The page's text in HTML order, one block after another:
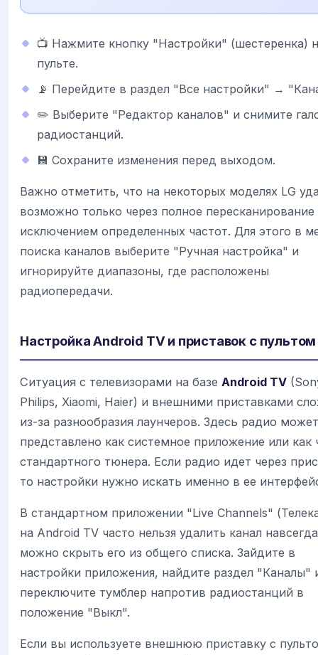
📺 Нажмите кнопку "Настройки" (шестеренка)
пульте.
📡 Перейдите в раздел "Все настройки" →
✏️ Выберите "Редактор каналов" и снимите
радиостанций.
💾 Сохраните изменения перед выходом.
Важно отметить, что на некоторых моделях LG
возможно только через полное пересканирование
исключением определенных частот. Для этого в
поиска каналов выберите "Ручная настройка" и
игнорируйте диапазоны, где расположены
радиопередачи.
Настройка Android TV и приставок с пультом
Ситуация с телевизорами на базе Android TV
Philips, Xiaomi, Haier) и внешними приставками
из-за разнообразия лаунчеров. Здесь радио
представлено как системное приложение или как
стандартного тюнера. Если радио идет через
то настройки нужно искать именно в ее
В стандартном приложении "Live Channels"
на Android TV часто нельзя удалить канал
можно скрыть его из общего списка. Зайдите в
настройки приложения, найдите раздел "Каналы"
переключите тумблер напротив радиостанций в
положение "Выкл".
Если вы используете внешнюю приставку с